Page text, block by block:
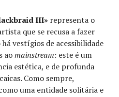
III» representa o
que se recusa a fazer
vestígios de acessibilidade
aomainstream: este é um
estética, e de profunda
Como sempre,
uma entidade solitária e